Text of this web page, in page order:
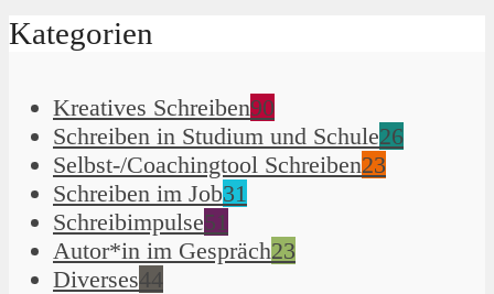
Kategorien
Kreatives Schreiben90
Schreiben in Studium und Schule26
Selbst-/Coachingtool Schreiben23
Schreiben im Job31
Schreibimpulse51
Autor*in im Gespräch23
Diverses44